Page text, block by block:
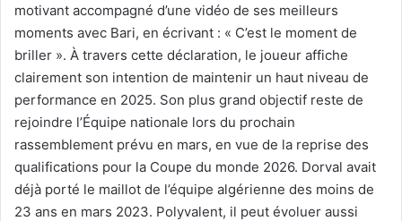
motivant accompagné d’une vidéo de ses meilleurs
moments avec Bari, en écrivant : « C’est le moment de
briller ». À travers cette déclaration, le joueur affiche
clairement son intention de maintenir un haut niveau de
performance en 2025. Son plus grand objectif reste de
rejoindre l’Équipe nationale lors du prochain
rassemblement prévu en mars, en vue de la reprise des
qualifications pour la Coupe du monde 2026. Dorval avait
déjà porté le maillot de l’équipe algérienne des moins de
23 ans en mars 2023. Polyvalent, il peut évoluer aussi